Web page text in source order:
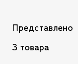
Представлено
3 товара